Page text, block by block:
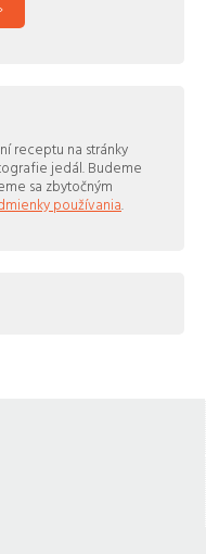
receptu na stránky
jedál. Budeme
sa zbytočným
používania.